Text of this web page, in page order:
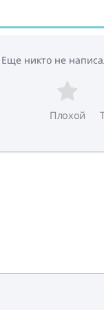
Еще никто не
Плохой